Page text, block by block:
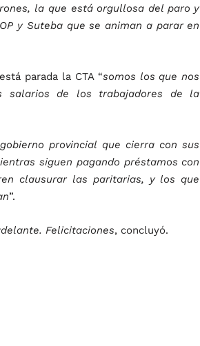
la que está orgullosa del paro y
y Suteba que se animan a parar en
parada la CTA “somos los que nos
salarios de los trabajadores de la
provincial que cierra con sus
siguen pagando préstamos con
clausurar las paritarias, y los que
”.
Felicitaciones, concluyó.